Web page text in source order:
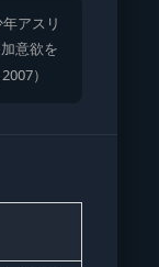
アスリ
意欲を
）